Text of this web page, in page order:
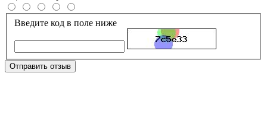
Введите код в поле ниже
Отправить отзыв